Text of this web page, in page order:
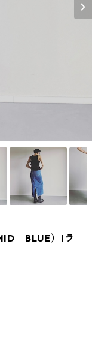
BLUE）Iラ